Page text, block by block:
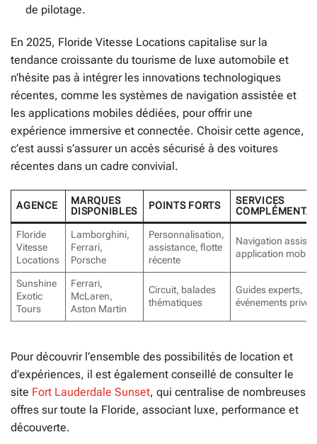
de pilotage.
En 2025, Floride Vitesse Locations capitalise sur la
tendance croissante du tourisme de luxe automobile et
n’hésite pas à intégrer les innovations technologiques
récentes, comme les systèmes de navigation assistée et
les applications mobiles dédiées, pour offrir une
expérience immersive et connectée. Choisir cette agence,
c’est aussi s’assurer un accès sécurisé à des voitures
récentes dans un cadre convivial.
AGENCE
MARQUES
DISPONIBLES
POINTS FORTS
SERVICES
Floride
Vitesse
Locations
Lamborghini,
Ferrari,
Porsche
Personnalisation,
assistance, flotte
récente
Navigation
application mobile
Sunshine
Exotic
Tours
Ferrari,
McLaren,
Aston Martin
Circuit, balades
thématiques
Guides experts,
événements privés
Pour découvrir l’ensemble des possibilités de location et
d’expériences, il est également conseillé de consulter le
site Fort Lauderdale Sunset, qui centralise de nombreuses
offres sur toute la Floride, associant luxe, performance et
découverte.